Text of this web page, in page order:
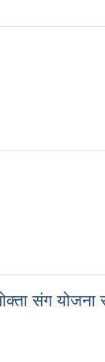
संग योजना